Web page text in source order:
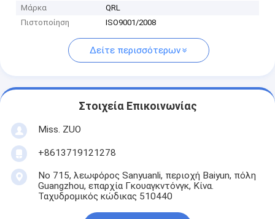
Μάρκα
QRL
Πιστοποίηση
ISO9001/2008
Δείτε περισσότερων
Στοιχεία Επικοινωνίας
Miss. ZUO
+8613719121278
Νο 715, λεωφόρος Sanyuanli, περιοχή Baiyun, πόλη
Guangzhou, επαρχία Γκουαγκντόνγκ, Κίνα.
Ταχυδρομικός κώδικας 510440